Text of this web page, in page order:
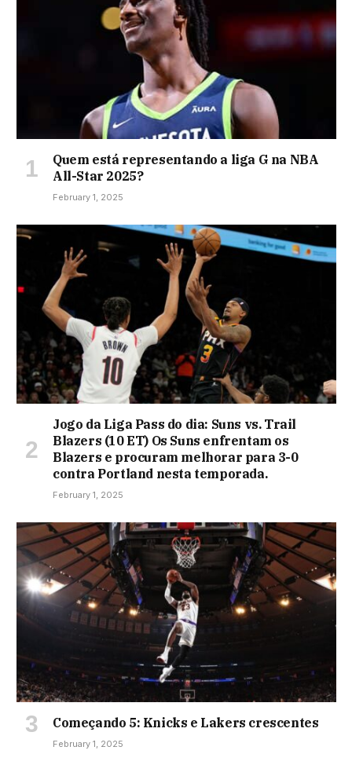
Quem está representando a liga G na NBA
All-Star 2025?
February 1, 2025
Jogo da Liga Pass do dia: Suns vs. Trail
Blazers (10 ET) Os Suns enfrentam os
Blazers e procuram melhorar para 3-0
contra Portland nesta temporada.
February 1, 2025
Começando 5: Knicks e Lakers crescentes
February 1, 2025